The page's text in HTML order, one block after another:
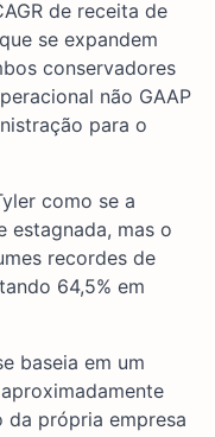
de receita de
se expandem
conservadores
não GAAP
para o
como se a
estagnada, mas o
recordes de
64,5% em
baseia em um
da própria empresa